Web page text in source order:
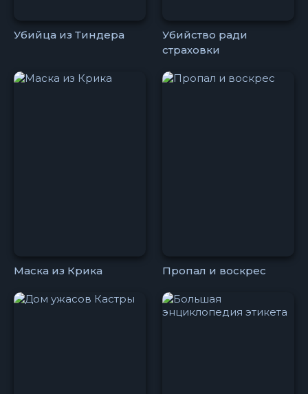
Убийца из Тиндера
Убийство ради
страховки
Маска из Крика Пропал и воскрес